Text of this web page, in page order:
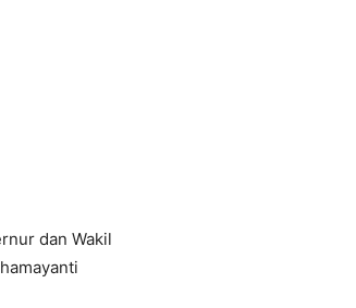
dan Wakil